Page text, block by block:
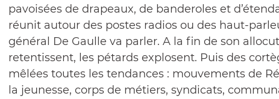
pavoisées de drapeaux, de banderoles et
réunit autour des postes radios ou des haut-
général De Gaulle va parler. A la fin de son
retentissent, les pétards explosent. Puis des
mêlées toutes les tendances : mouvements de
la jeunesse, corps de métiers, syndicats,